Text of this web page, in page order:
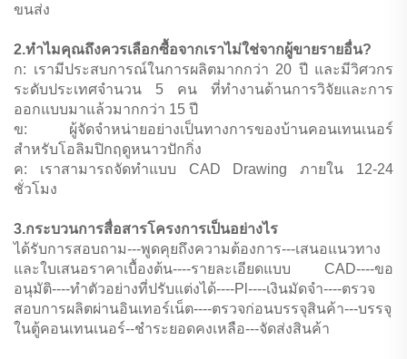
ขนส่ง
2.ทำไมคุณถึงควรเลือกซื้อจากเราไม่ใช่จากผู้ขายรายอื่น?
ก: เรามีประสบการณ์ในการผลิตมากกว่า 20 ปี และมีวิศวกร
ระดับประเทศจำนวน 5 คน ที่ทำงานด้านการวิจัยและการ
ออกแบบมาแล้วมากกว่า 15 ปี
ข: ผู้จัดจำหน่ายอย่างเป็นทางการของบ้านคอนเทนเนอร์
สำหรับโอลิมปิกฤดูหนาวปักกิ่ง
ค: เราสามารถจัดทำแบบ CAD Drawing ภายใน 12-24
ชั่วโมง
3.กระบวนการสื่อสารโครงการเป็นอย่างไร
ได้รับการสอบถาม---พูดคุยถึงความต้องการ---เสนอแนวทาง
และใบเสนอราคาเบื้องต้น----รายละเอียดแบบ CAD----ขอ
อนุมัติ----ทำตัวอย่างที่ปรับแต่งได้----Pl----เงินมัดจำ----ตรวจ
สอบการผลิตผ่านอินเทอร์เน็ต----ตรวจก่อนบรรจุสินค้า---บรรจุ
ในตู้คอนเทนเนอร์--ชำระยอดคงเหลือ---จัดส่งสินค้า